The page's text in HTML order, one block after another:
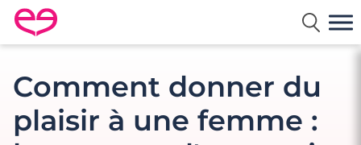
Rencontre en France avec Meetic
Comment donner du
plaisir à une femme :